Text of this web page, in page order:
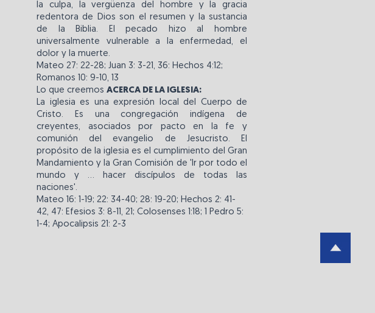
la culpa, la vergüenza del hombre y la gracia
redentora de Dios son el resumen y la sustancia
de la Biblia. El pecado hizo al hombre
universalmente vulnerable a la enfermedad, el
dolor y la muerte.
Mateo 27: 22-28; Juan 3: 3-21, 36: Hechos 4:12;
Romanos 10: 9-10, 13
Lo que creemos ACERCA DE LA IGLESIA:
La iglesia es una expresión local del Cuerpo de
Cristo. Es una congregación indígena de
creyentes, asociados por pacto en la fe y
comunión del evangelio de Jesucristo. El
propósito de la iglesia es el cumplimiento del Gran
Mandamiento y la Gran Comisión de 'Ir por todo el
mundo y ... hacer discípulos de todas las
naciones'.
Mateo 16: 1-19; 22: 34-40; 28: 19-20; Hechos 2: 41-
42, 47: Efesios 3: 8-11, 21; Colosenses 1:18; 1 Pedro 5:
1-4; Apocalipsis 21: 2-3